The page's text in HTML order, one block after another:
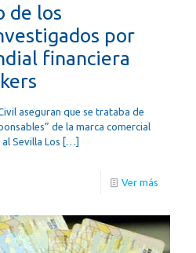
de los
por
financiera
aseguran que se trataba de
de la marca comercial
Sevilla Los […]
Ver más